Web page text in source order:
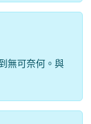
無可奈何。與